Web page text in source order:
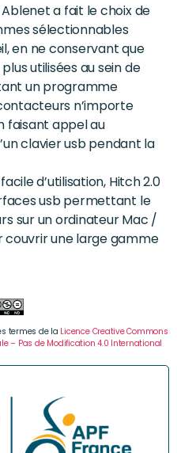
a fait le choix de
sélectionnables
en ne conservant que
utilisées au sein de
un programme
n’importe
faisant appel au
clavier usb pendant la
d’utilisation, Hitch 2.0
usb permettant le
sur un ordinateur Mac /
couvrir une large gamme
termes de la Licence Creative Commons
– Pas de Modification 4.0 International